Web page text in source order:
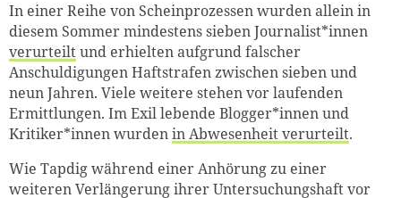
In einer Reihe von Scheinprozessen wurden allein in
diesem Sommer mindestens sieben Journalist*innen
verurteiltund erhielten aufgrund falscher
Anschuldigungen Haftstrafen zwischen sieben und
neun Jahren. Viele weitere stehen vor laufenden
Ermittlungen. Im Exil lebende Blogger*innen und
Kritiker*innen wurdenin Abwesenheit verurteilt.
Wie Tapdig während einer Anhörung zu einer
weiteren Verlängerung ihrer Untersuchungshaft vor